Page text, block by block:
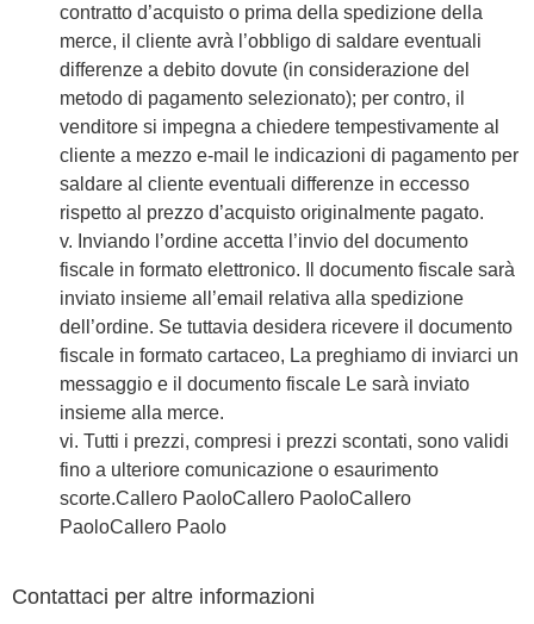
contratto d’acquisto o prima della spedizione della
merce, il cliente avrà l’obbligo di saldare eventuali
differenze a debito dovute (in considerazione del
metodo di pagamento selezionato); per contro, il
venditore si impegna a chiedere tempestivamente al
cliente a mezzo e-mail le indicazioni di pagamento per
saldare al cliente eventuali differenze in eccesso
rispetto al prezzo d’acquisto originalmente pagato.
v. Inviando l’ordine accetta l’invio del documento
fiscale in formato elettronico. Il documento fiscale sarà
inviato insieme all’email relativa alla spedizione
dell’ordine. Se tuttavia desidera ricevere il documento
fiscale in formato cartaceo, La preghiamo di inviarci un
messaggio e il documento fiscale Le sarà inviato
insieme alla merce.
vi. Tutti i prezzi, compresi i prezzi scontati, sono validi
fino a ulteriore comunicazione o esaurimento
scorte.Callero PaoloCallero PaoloCallero
PaoloCallero Paolo
Contattaci per altre informazioni